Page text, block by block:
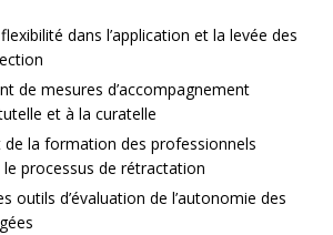
dans l’application et la levée des
de mesures d’accompagnement
et à la curatelle
la formation des professionnels
processus de rétractation
outils d’évaluation de l’autonomie des